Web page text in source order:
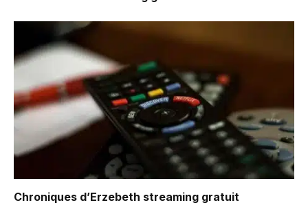
Chroniques d’Erzebeth streaming gratuit